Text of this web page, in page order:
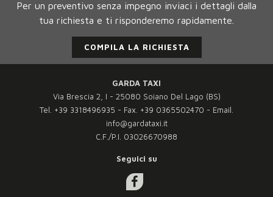
Per un preventivo senza impegno inviaci i dettagli dalla
tua richiesta e ti risponderemo rapidamente.
COMPILA LA RICHIESTA
GARDA TAXI
Via Brescia 2, I - 25080 Soiano Del Lago (BS)
Tel. +39 3318496935 - Fax. +39 0365502470 - Email.
info@gardataxi.it
C.F./P.I. 03026670988
Seguici su